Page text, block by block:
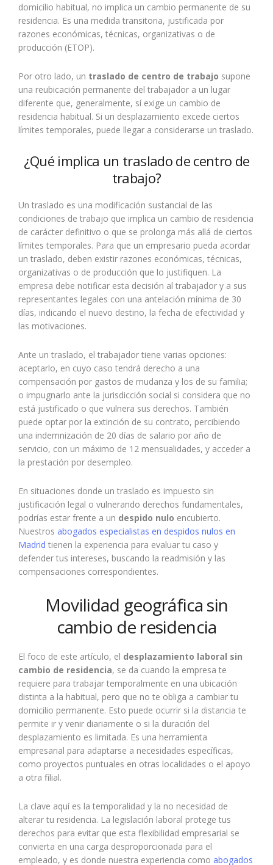
domicilio habitual, no implica un cambio permanente de su
residencia. Es una medida transitoria, justificada por
razones económicas, técnicas, organizativas o de
producción (ETOP).
Por otro lado, un traslado de centro de trabajo supone
una reubicación permanente del trabajador a un lugar
diferente que, generalmente, sí exige un cambio de
residencia habitual. Si un desplazamiento excede ciertos
límites temporales, puede llegar a considerarse un traslado.
¿Qué implica un traslado de centro de
trabajo?
Un traslado es una modificación sustancial de las
condiciones de trabajo que implica un cambio de residencia
de carácter definitivo o que se prolonga más allá de ciertos
límites temporales. Para que un empresario pueda acordar
un traslado, deben existir razones económicas, técnicas,
organizativas o de producción que lo justifiquen. La
empresa debe notificar esta decisión al trabajador y a sus
representantes legales con una antelación mínima de 30
días, indicando el nuevo destino, la fecha de efectividad y
las motivaciones.
Ante un traslado, el trabajador tiene varias opciones:
aceptarlo, en cuyo caso tendrá derecho a una
compensación por gastos de mudanza y los de su familia;
o impugnarlo ante la jurisdicción social si considera que no
está justificado o que vulnera sus derechos. También
puede optar por la extinción de su contrato, percibiendo
una indemnización de 20 días de salario por año de
servicio, con un máximo de 12 mensualidades, y acceder a
la prestación por desempleo.
En situaciones donde un traslado es impuesto sin
justificación legal o vulnerando derechos fundamentales,
podrías estar frente a un despido nulo encubierto.
Nuestros abogados especialistas en despidos nulos en
Madrid tienen la experiencia para evaluar tu caso y
defender tus intereses, buscando la readmisión y las
compensaciones correspondientes.
Movilidad geográfica sin
cambio de residencia
El foco de este artículo, el desplazamiento laboral sin
cambio de residencia, se da cuando la empresa te
requiere para trabajar temporalmente en una ubicación
distinta a la habitual, pero que no te obliga a cambiar tu
domicilio permanente. Esto puede ocurrir si la distancia te
permite ir y venir diariamente o si la duración del
desplazamiento es limitada. Es una herramienta
empresarial para adaptarse a necesidades específicas,
como proyectos puntuales en otras localidades o el apoyo
a otra filial.
La clave aquí es la temporalidad y la no necesidad de
alterar tu residencia. La legislación laboral protege tus
derechos para evitar que esta flexibilidad empresarial se
convierta en una carga desproporcionada para el
empleado, y es donde nuestra experiencia como abogados